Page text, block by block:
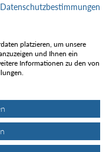
Datenschutzbestimmungen
platzieren, um unsere
und Ihnen ein
Informationen zu den von